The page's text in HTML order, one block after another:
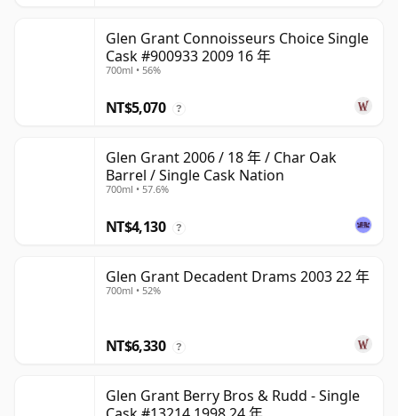
Glen Grant Connoisseurs Choice Single
Cask #900933 2009 16 年
700ml • 56%
NT$5,070 ?
Glen Grant 2006 / 18 年 / Char Oak
Barrel / Single Cask Nation
700ml • 57.6%
NT$4,130 ?
Glen Grant Decadent Drams 2003 22 年
700ml • 52%
NT$6,330 ?
Glen Grant Berry Bros & Rudd - Single